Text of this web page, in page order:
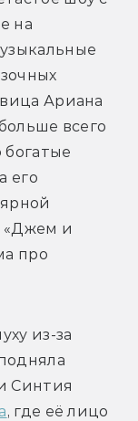
на
Ариана
всего
его
«Джем и
про
из-за
Синтия
, где её лицо